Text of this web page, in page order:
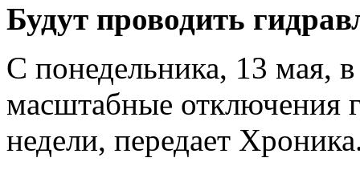
Будут проводить
С понедельника, 13 мая,
масштабные отключения
недели, передает